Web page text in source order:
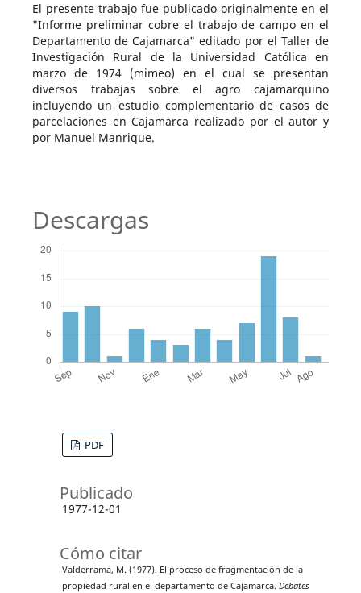
El presente trabajo fue publicado originalmente en el
"Informe preliminar cobre el trabajo de campo en el
Departamento de Cajamarca" editado por el Taller de
Investigación Rural de la Universidad Católica en
marzo de 1974 (mimeo) en el cual se presentan
diversos trabajas sobre el agro cajamarquino
incluyendo un estudio complementario de casos de
parcelaciones en Cajamarca realizado por el autor y
por Manuel Manrique.
Descargas
PDF
Publicado
1977-12-01
Cómo citar
Valderrama, M. (1977). El proceso de fragmentación de la
propiedad rural en el departamento de Cajamarca. Debates